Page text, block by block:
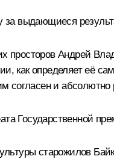
выдающиеся
просторов Андрей
как определяет её
согласен и
Государственной
старожилов